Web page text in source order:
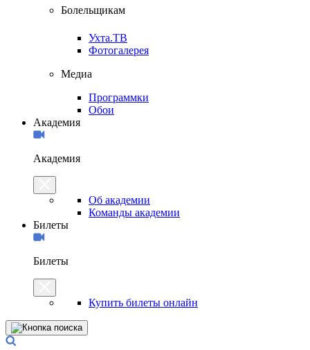
Болельщикам
Ухта.ТВ
Фотогалерея
Медиа
Программки
Обои
Академия
Академия
Об академии
Команды академии
Билеты
Билеты
Купить билеты онлайн